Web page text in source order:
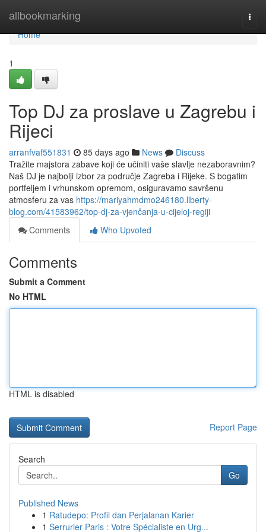
allbookmarking
Home
Home
1
Top DJ za proslave u Zagrebu i
Rijeci
arranfvaf551831 85 days ago News
Discuss
Tražite majstora zabave koji će učiniti vaše slavlje nezaboravnim?
Naš DJ je najbolji izbor za područje Zagreba i Rijeke. S bogatim
portfeljem i vrhunskom opremom, osiguravamo savršenu
atmosferu za vas https://mariyahmdmo246180.liberty-
blog.com/41583962/top-dj-za-vjenčanja-u-cijeloj-regiji
Comments
Who Upvoted
Comments
Submit a Comment
No HTML
HTML is disabled
Report Page
Search
Go
Published News
1 Ratudepo: Profil dan Perjalanan Karier
1 Serrurier Paris : Votre Spécialiste en Urg...